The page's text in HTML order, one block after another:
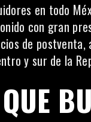
en todo
con gran
de
y sur de la